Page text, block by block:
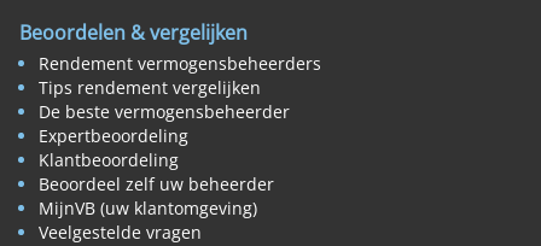
Beoordelen & vergelijken
Rendement vermogensbeheerders
Tips rendement vergelijken
De beste vermogensbeheerder
Expertbeoordeling
Klantbeoordeling
Beoordeel zelf uw beheerder
MijnVB (uw klantomgeving)
Veelgestelde vragen